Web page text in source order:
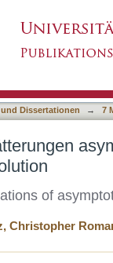
Dissertationen → 7
of
Christopher